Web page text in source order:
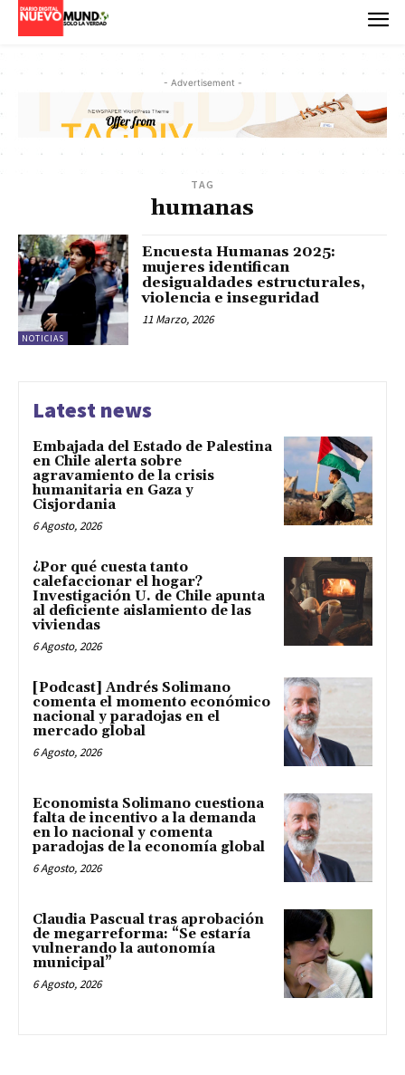
- Advertisement -
TAG
humanas
NOTICIAS
Encuesta Humanas 2025:
mujeres identifican
desigualdades estructurales,
violencia e inseguridad
11 Marzo, 2026
Latest news
Embajada del Estado de Palestina
en Chile alerta sobre
agravamiento de la crisis
humanitaria en Gaza y
Cisjordania
6 Agosto, 2026
¿Por qué cuesta tanto
calefaccionar el hogar?
Investigación U. de Chile apunta
al deficiente aislamiento de las
viviendas
6 Agosto, 2026
[Podcast] Andrés Solimano
comenta el momento económico
nacional y paradojas en el
mercado global
6 Agosto, 2026
Economista Solimano cuestiona
falta de incentivo a la demanda
en lo nacional y comenta
paradojas de la economía global
6 Agosto, 2026
Claudia Pascual tras aprobación
de megarreforma: “Se estaría
vulnerando la autonomía
municipal”
6 Agosto, 2026